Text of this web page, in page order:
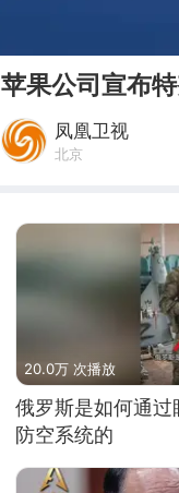
苹果公司宣布
凤凰卫视
北京
20.0万 次播放
俄罗斯是如何通过
防空系统的